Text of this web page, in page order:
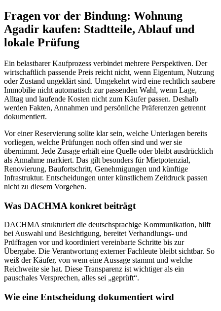
Fragen vor der Bindung: Wohnung
Agadir kaufen: Stadtteile, Ablauf und
lokale Prüfung
Ein belastbarer Kaufprozess verbindet mehrere Perspektiven. Der
wirtschaftlich passende Preis reicht nicht, wenn Eigentum, Nutzung
oder Zustand ungeklärt sind. Umgekehrt wird eine rechtlich saubere
Immobilie nicht automatisch zur passenden Wahl, wenn Lage,
Alltag und laufende Kosten nicht zum Käufer passen. Deshalb
werden Fakten, Annahmen und persönliche Präferenzen getrennt
dokumentiert.
Vor einer Reservierung sollte klar sein, welche Unterlagen bereits
vorliegen, welche Prüfungen noch offen sind und wer sie
übernimmt. Jede Zusage erhält eine Quelle oder bleibt ausdrücklich
als Annahme markiert. Das gilt besonders für Mietpotenzial,
Renovierung, Baufortschritt, Genehmigungen und künftige
Infrastruktur. Entscheidungen unter künstlichem Zeitdruck passen
nicht zu diesem Vorgehen.
Was DACHMA konkret beiträgt
DACHMA strukturiert die deutschsprachige Kommunikation, hilft
bei Auswahl und Besichtigung, bereitet Verhandlungs- und
Prüffragen vor und koordiniert vereinbarte Schritte bis zur
Übergabe. Die Verantwortung externer Fachleute bleibt sichtbar. So
weiß der Käufer, von wem eine Aussage stammt und welche
Reichweite sie hat. Diese Transparenz ist wichtiger als ein
pauschales Versprechen, alles sei „geprüft“.
Wie eine Entscheidung dokumentiert wird